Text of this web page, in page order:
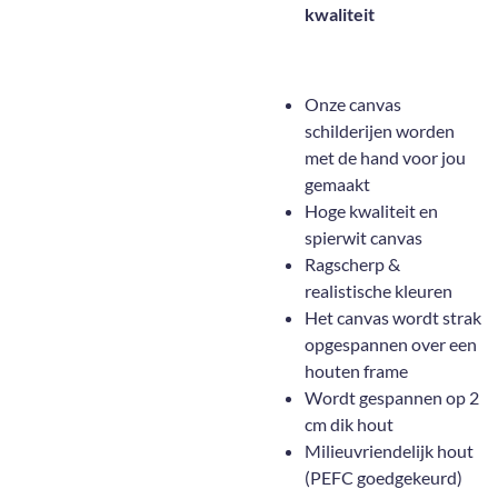
kwaliteit
Onze canvas
schilderijen worden
met de hand voor jou
gemaakt
Hoge kwaliteit en
spierwit canvas
Ragscherp &
realistische kleuren
Het canvas wordt strak
opgespannen over een
houten frame
Wordt gespannen op 2
cm dik hout
Milieuvriendelijk hout
(PEFC goedgekeurd)